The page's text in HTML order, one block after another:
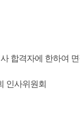
합격자에 한하여
인사위원회